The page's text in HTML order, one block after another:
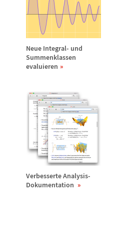
Neue Integral- und
Summenklassen
evaluieren
Verbesserte Analysis-
Dokumentation